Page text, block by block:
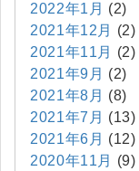
2022年1月 (2)
2021年12月
(2)
2021年11月
(2)
2021年9月 (2)
2021年8月 (8)
2021年7月 (13)
2021年6月 (12)
2020年11月
(9)